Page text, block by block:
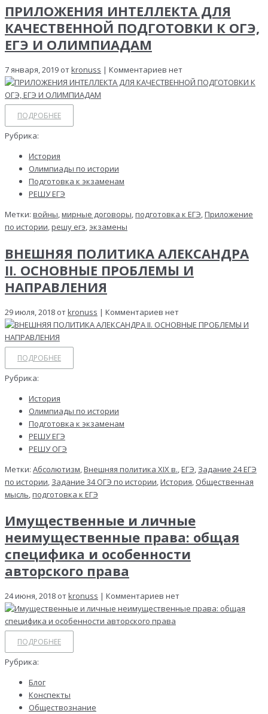
ПРИЛОЖЕНИЯ ИНТЕЛЛЕКТА ДЛЯ
КАЧЕСТВЕННОЙ ПОДГОТОВКИ К ОГЭ,
ЕГЭ И ОЛИМПИАДАМ
7 января, 2019 отkronuss | Комментариев нет
ПОДРОБНЕЕ
Рубрика:
История
Олимпиады по истории
Подготовка к экзаменам
РЕШУ ЕГЭ
Метки: войны,мирные договоры,подготовка к ЕГЭ,Приложение
по истории,решу егэ, экзамены
ВНЕШНЯЯ ПОЛИТИКА АЛЕКСАНДРА
II. ОСНОВНЫЕ ПРОБЛЕМЫ И
НАПРАВЛЕНИЯ
29 июля, 2018 отkronuss | Комментариев нет
ПОДРОБНЕЕ
Рубрика:
История
Олимпиады по истории
Подготовка к экзаменам
РЕШУ ЕГЭ
РЕШУ ОГЭ
Метки: Абсолютизм,Внешняя политика XIX в.,ЕГЭ, Задание 24 ЕГЭ
по истории, Задание 34 ОГЭ по истории,История, Общественная
мысль,подготовка к ЕГЭ
Имущественные и личные
неимущественные права: общая
специфика и особенности
авторского права
24 июня, 2018 отkronuss | Комментариев нет
ПОДРОБНЕЕ
Рубрика:
Блог
Конспекты
Обществознание